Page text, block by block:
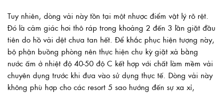
Tuy nhiên, dòng vải này tồn tại một nhược điểm vật lý rõ rệt.
Đó là cảm giác hơi thô ráp trong khoảng 2 đến 3 lần giặt đầu
tiên do hồ vải dệt chưa tan hết. Để khắc phục hiện tượng này,
bộ phận buồng phòng nên thực hiện chu kỳ giặt xả bằng
nước ấm ở nhiệt độ 40-50 độ C kết hợp với chất làm mềm vải
chuyên dụng trước khi đưa vào sử dụng thực tế. Dòng vải này
không phù hợp cho các resort 5 sao hướng đến sự xa xỉ,